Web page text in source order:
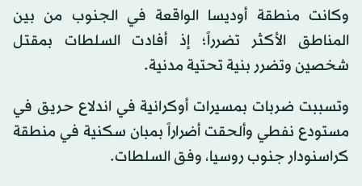
of
seconds
وكانت منطقة أوديسا الواقعة في الجنوب من بين
المناطق الأكثر تضرراً؛ إذ أفادت السلطات بمقتل
شخصين وتضرر بنية تحتية مدنية.
وتسببت ضربات بمسيرات أوكرانية في اندلاع حريق في
مستودع نفطي وألحقت أضراراً بمبان سكنية في منطقة
كراسنودار جنوب روسيا، وفق السلطات.